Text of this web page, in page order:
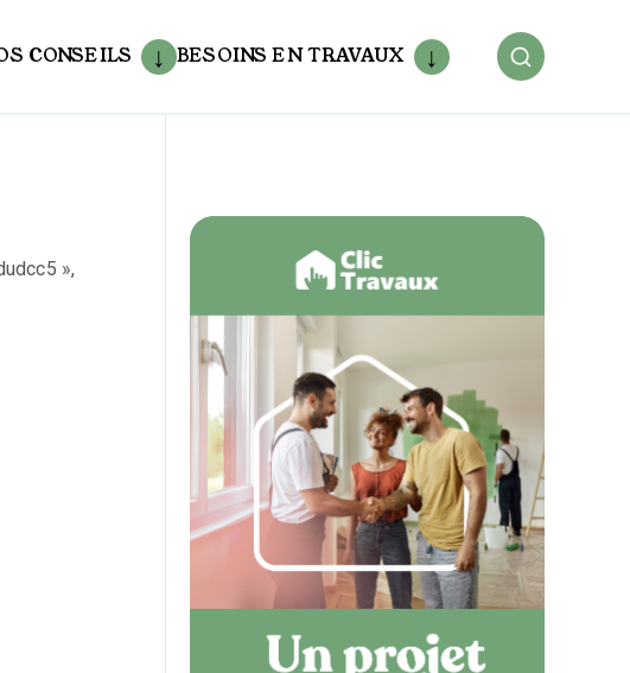
CONSEILS BESOINS EN TRAVAUX
»,